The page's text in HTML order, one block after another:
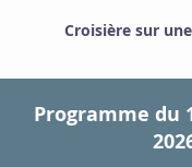
Croisière sur
Programme du